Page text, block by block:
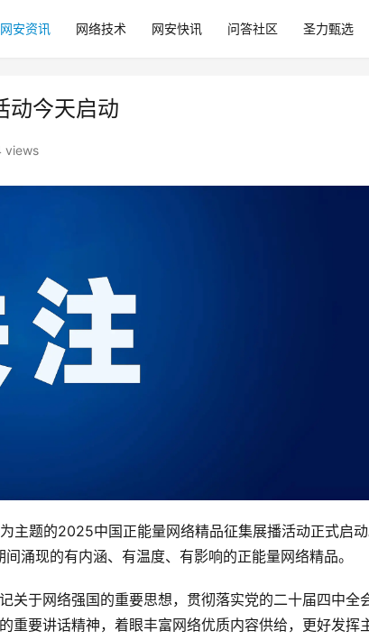
网安资讯 网络技术 网安快讯 问答社区 圣力甄选
动今天启动
views
主题的2025中国正能量网络精品征集展播活动正式启动
涌现的有内涵、有温度、有影响的正能量网络精品。
关于网络强国的重要思想，贯彻落实党的二十届四中全
重要讲话精神，着眼丰富网络优质内容供给，更好发挥